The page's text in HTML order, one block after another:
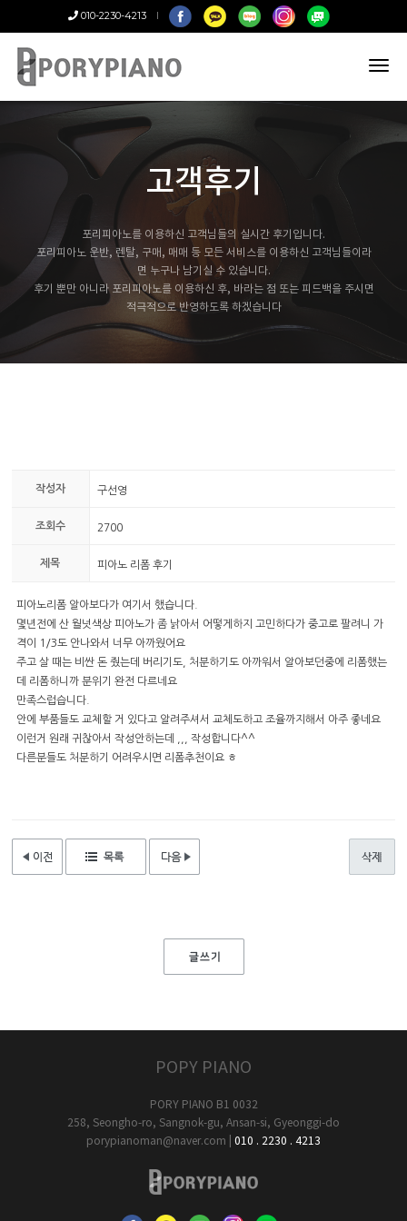
010-2230-4213
고객후기
포리피아노를 이용하신 고객님들의 실시간 후기입니다.
포리피아노 운반, 렌탈, 구매, 매매 등 모든 서비스를 이용하신 고객님들이라
면 누구나 남기실 수 있습니다.
후기 뿐만 아니라 포리피아노를 이용하신 후, 바라는 점 또는 피드백을 주시면
적극적으로 반영하도록 하겠습니다
작성자 구선영
조회수 2700
제목 피아노 리폼 후기
피아노리폼 알아보다가 여기서 했습니다.
몇년전에 산 월넛색상 피아노가 좀 낡아서 어떻게하지 고민하다가 중고로 팔려니 가
격이 1/3도 안나와서 너무 아까웠어요
주고 살 때는 비싼 돈 줬는데 버리기도, 처분하기도 아까워서 알아보던중에 리폼했는
데 리폼하니까 분위기 완전 다르네요
만족스럽습니다.
안에 부품들도 교체할 거 있다고 알려주셔서 교체도하고 조율까지해서 아주 좋네요
이런거 원래 귀찮아서 작성안하는데 ,,, 작성합니다^^
다른분들도 처분하기 어려우시면 리폼추천이요 ㅎ
POPY PIANO
PORY PIANO B1 0032
258, Seongho-ro, Sangnok-gu, Ansan-si, Gyeonggi-do
porypianoman@naver.com
010 . 2230 . 4213